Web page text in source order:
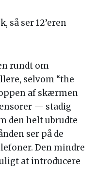
så ser 12’eren
rundt om
selvom “the
af skærmen
— stadig
den helt ubrudte
ser på de
Den mindre
at introducere